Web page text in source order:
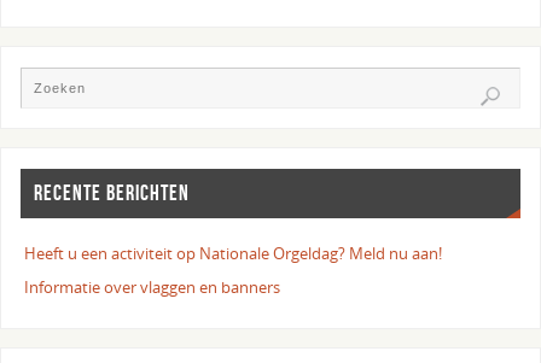
RECENTE BERICHTEN
Heeft u een activiteit op Nationale Orgeldag? Meld nu aan!
Informatie over vlaggen en banners